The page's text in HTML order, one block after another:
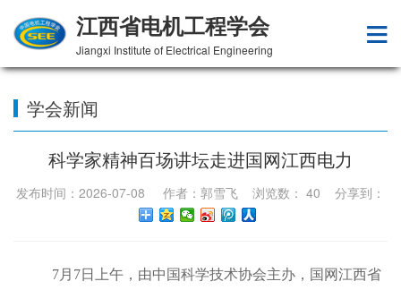
江西省电机工程学会
Jiangxi Institute of Electrical Engineering
学会新闻
科学家精神百场讲坛走进国网江西电力
发布时间：2026-07-08 作者：郭雪飞 浏览数： 40 分享到：
7月7日上午，由中国科学技术协会主办，国网江西省